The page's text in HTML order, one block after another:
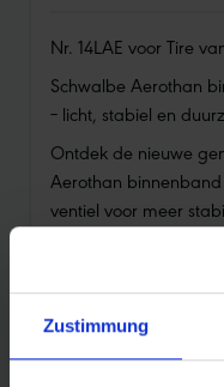
Zustimmung
Nr. 14LAE voor Tire
Schwalbe Aerothan
– licht, stabiel en
Ontdek de nieuwe
Aerothan
ventiel voor meer
lekbestendigheid
economie.
Jouw voordelen in één